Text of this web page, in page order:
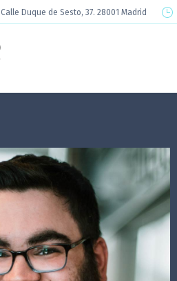
Calle Duque de Sesto, 37. 28001 Madrid